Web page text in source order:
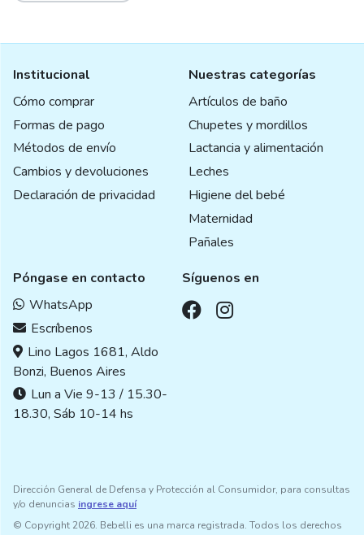
Institucional
Cómo comprar
Formas de pago
Métodos de envío
Cambios y devoluciones
Declaración de privacidad
Nuestras categorías
Artículos de baño
Chupetes y mordillos
Lactancia y alimentación
Leches
Higiene del bebé
Maternidad
Pañales
Póngase en contacto
WhatsApp
Escríbenos
Lino Lagos 1681, Aldo
Bonzi, Buenos Aires
Lun a Vie 9-13 / 15.30-
18.30, Sáb 10-14 hs
Síguenos en
Dirección General de Defensa y Protección al Consumidor, para consultas
y/o denuncias ingrese aquí
© Copyright 2026. Bebelli es una marca registrada. Todos los derechos